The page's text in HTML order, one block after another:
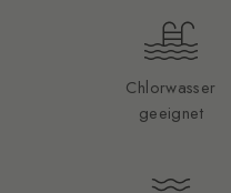
Chlorwasser
geeignet